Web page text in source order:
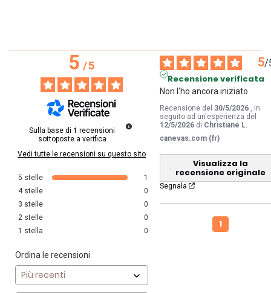
5/5
Sulla base di 1 recensioni
sottoposte a verifica
Vedi tutte le recensioni su questo sito
5 stelle
1
4 stelle
0
3 stelle
0
2 stelle
0
1 stella 0
Ordina le recensioni
5/
Recensione verificata
Non l'ho ancora iniziato
Recensione del 30/5/2026
, in
seguito ad un'esperienza del
12/5/2026 di Christiane L.
canevas.com (fr)
Visualizza la
recensione originale
Segnala
1